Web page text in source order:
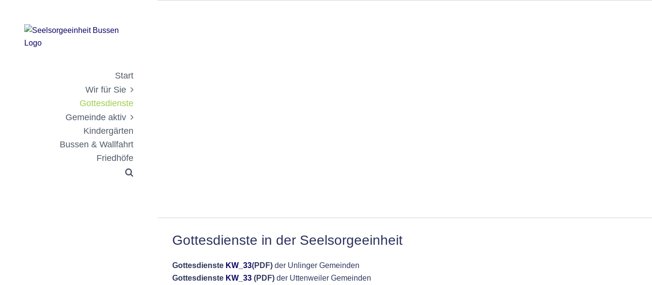
springen
Start
Wir für Sie
Gottesdienste
Gemeinde aktiv
Kindergärten
Bussen & Wallfahrt
Friedhöfe
Gottesdienste in der Seelsorgeeinheit
Gottesdienste KW_33(PDF) der Unlinger Gemeinden
GottesdiensteKW_33(PDF)der Uttenweiler Gemeinden